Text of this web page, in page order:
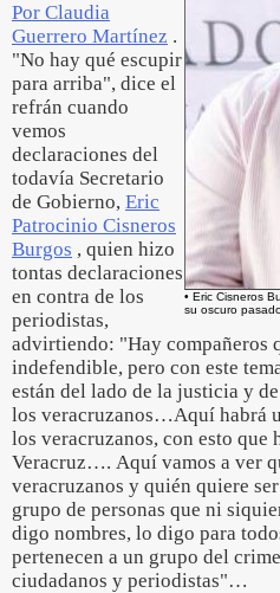
• Eric Cisneros
su oscuro
Por Claudia
Guerrero Martínez .
"No hay qué escupir
para arriba", dice el
refrán cuando
vemos
declaraciones del
todavía Secretario
de Gobierno, Eric
Patrocinio Cisneros
Burgos , quien hizo
tontas declaraciones
en contra de los
periodistas,
advirtiendo: "Hay compañeros
indefendible, pero con este
están del lado de la justicia y
los veracruzanos…Aquí habrá
los veracruzanos, con esto que
Veracruz…. Aquí vamos a ver
veracruzanos y quién quiere
grupo de personas que ni
digo nombres, lo digo para
pertenecen a un grupo del
ciudadanos y periodistas"…